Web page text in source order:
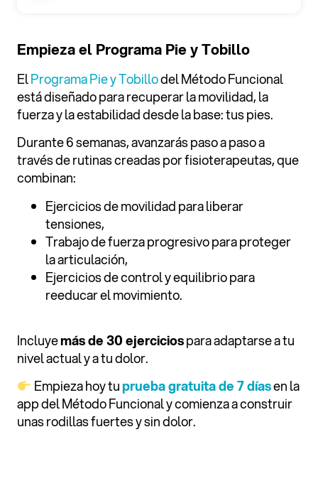
Empieza el Programa Pie y Tobillo
ElPrograma Pie y Tobillodel Método Funcional
está diseñado para recuperar la movilidad, la
fuerza y la estabilidad desde la base: tus pies.
Durante 6 semanas, avanzarás paso a paso a
través de rutinas creadas por fisioterapeutas, que
combinan:
Ejercicios de movilidad para liberar
tensiones,
Trabajo de fuerza progresivo para proteger
la articulación,
Ejercicios de control y equilibrio para
reeducar el movimiento.
Incluyemás de 30 ejerciciospara adaptarse a tu
nivel actual y a tu dolor.
Empieza hoy tuprueba gratuita de 7 díasen la
app del Método Funcional y comienza a construir
unas rodillas fuertes y sin dolor.